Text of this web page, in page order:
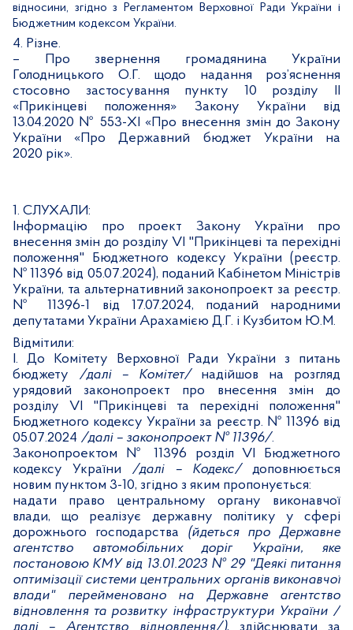
відносини, згідно з Регламентом Верховної Ради України і
Бюджетним кодексом України.
4. Різне.
– Про звернення громадянина України
Голодницького О.Г. щодо надання роз’яснення
стосовно застосування пункту 10 розділу ІІ
«Прикінцеві положення» Закону України від
13.04.2020 № 553-ХІ «Про внесення змін до Закону
України «Про Державний бюджет України на
2020 рік».
1. СЛУХАЛИ:
Інформацію про проект Закону України про
внесення змін до розділуVI "Прикінцеві та перехідні
положення" Бюджетного кодексу України (реєстр.
№11396 від 05.07.2024), поданий Кабінетом Міністрів
України, та альтернативний законопроект за реєстр.
№ 11396-1 від 17.07.2024, поданий народними
депутатами України Арахамією Д.Г. і Кузбитом Ю.М.
Відмітили:
І. До Комітету Верховної Ради України з питань
бюджету /далі – Комітет/надійшов на розгляд
урядовий законопроект про внесення змін до
розділу VI
"Прикінцеві та перехідні положення"
Бюджетного кодексу України за реєстр. № 11396 від
05.07.2024 /далі – законопроект № 11396/.
Законопроектом № 11396 розділ VI Бюджетного
кодексу України /далі – Кодекс/доповнюється
новим пунктом 3-10, згідно з яким пропонується:
надати право центральному органу виконавчої
влади, що реалізує державну політику у сфері
дорожнього господарства (йдеться про Державне
агентство автомобільних доріг України, яке
постановою КМУ від 13.01.2023 № 29 "Деякі питання
оптимізації системи центральних органів виконавчої
влади" перейменовано на Державне агентство
відновлення та розвитку інфраструктури України /